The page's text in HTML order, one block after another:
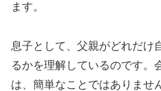
ます。
息子として、父親がどれだけ
るかを理解しているのです。
は、簡単なことではありませ